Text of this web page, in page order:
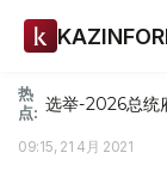
热
点: 选举-2026总统
09:15, 21 4月 2021